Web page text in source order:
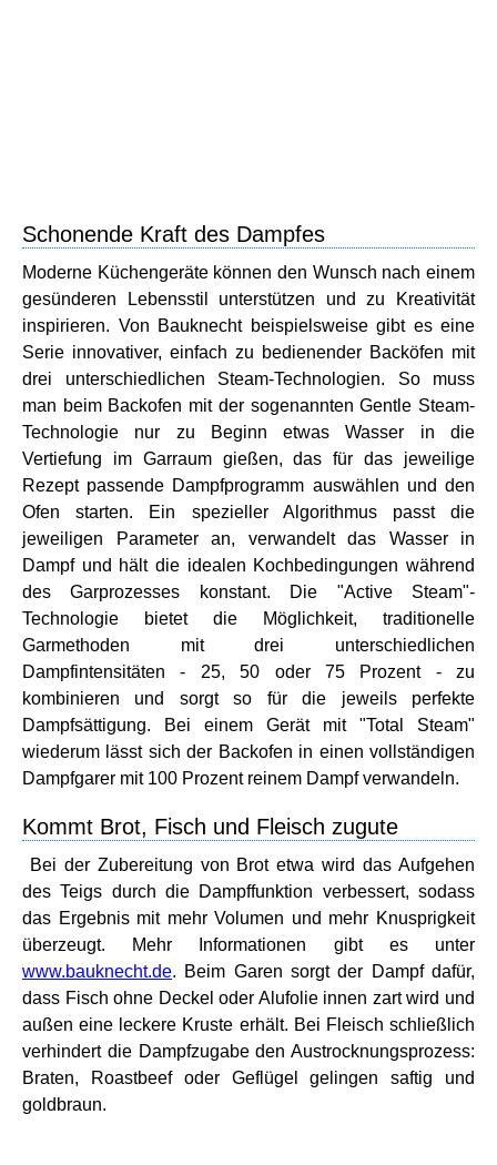
Schonende Kraft des Dampfes
Moderne Küchengeräte können den Wunsch nach einem
gesünderen Lebensstil unterstützen und zu Kreativität
inspirieren. Von Bauknecht beispielsweise gibt es eine
Serie innovativer, einfach zu bedienender Backöfen mit
drei unterschiedlichen Steam-Technologien. So muss
man beim Backofen mit der sogenannten Gentle Steam-
Technologie nur zu Beginn etwas Wasser in die
Vertiefung im Garraum gießen, das für das jeweilige
Rezept passende Dampfprogramm auswählen und den
Ofen starten. Ein spezieller Algorithmus passt die
jeweiligen Parameter an, verwandelt das Wasser in
Dampf und hält die idealen Kochbedingungen während
des Garprozesses konstant. Die "Active Steam"-
Technologie bietet die Möglichkeit, traditionelle
Garmethoden mit drei unterschiedlichen
Dampfintensitäten - 25, 50 oder 75 Prozent - zu
kombinieren und sorgt so für die jeweils perfekte
Dampfsättigung. Bei einem Gerät mit "Total Steam"
wiederum lässt sich der Backofen in einen vollständigen
Dampfgarer mit 100 Prozent reinem Dampf verwandeln.
Kommt Brot, Fisch und Fleisch zugute
Bei der Zubereitung von Brot etwa wird das Aufgehen
des Teigs durch die Dampffunktion verbessert, sodass
das Ergebnis mit mehr Volumen und mehr Knusprigkeit
überzeugt. Mehr Informationen gibt es unter
www.bauknecht.de. Beim Garen sorgt der Dampf dafür,
dass Fisch ohne Deckel oder Alufolie innen zart wird und
außen eine leckere Kruste erhält. Bei Fleisch schließlich
verhindert die Dampfzugabe den Austrocknungsprozess:
Braten, Roastbeef oder Geflügel gelingen saftig und
goldbraun.